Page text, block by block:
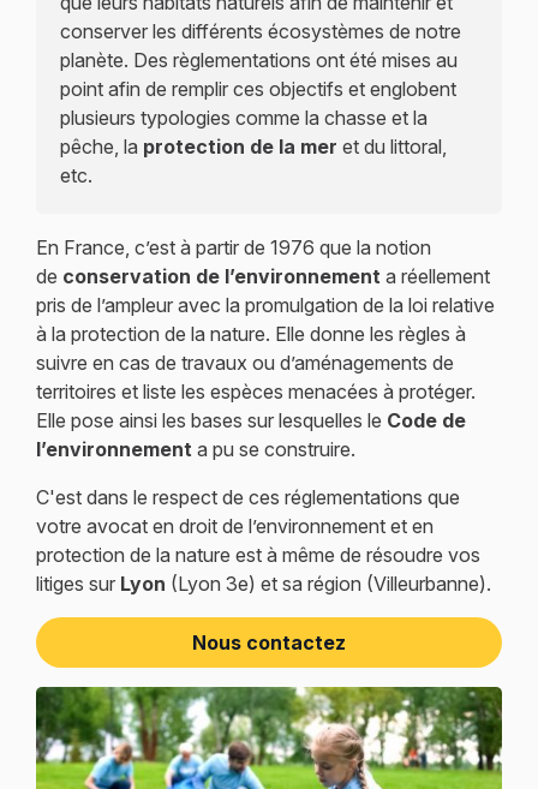
conserver les différents écosystèmes de notre
planète. Des règlementations ont été mises au
point afin de remplir ces objectifs et englobent
plusieurs typologies comme la chasse et la
pêche, la protection de la mer et du littoral,
etc.
En France, c’est à partir de 1976 que la notion
de conservation de l’environnementa réellement
pris de l’ampleur avec la promulgation de la loi relative
à la protection de la nature. Elle donne les règles à
suivre en cas de travaux ou d’aménagements de
territoires et liste les espèces menacées à protéger.
Elle pose ainsi les bases sur lesquelles le Code de
l’environnementa pu se construire.
C'est dans le respect de ces réglementations que
votre avocat en droit de l’environnement et en
protection de la nature est à même de résoudre vos
litiges sur Lyon (Lyon 3e) et sa région (Villeurbanne).
Nous contactez